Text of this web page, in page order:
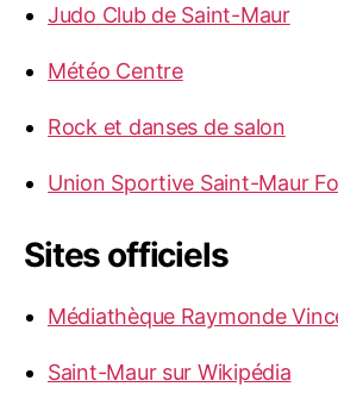
Judo Club de Saint-Maur
Météo Centre
Rock et danses de salon
Union Sportive Saint-Maur
Sites officiels
Médiathèque Raymonde
Saint-Maur sur Wikipédia